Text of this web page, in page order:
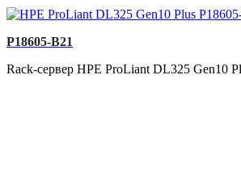
P18605-B21
Rack-сервер HPE ProLiant DL325 Gen10